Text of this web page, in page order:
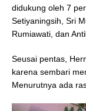
didukung oleh 7
Setiyaningsih, Sri
Rumiawati, dan
Seusai pentas,
karena sembari
Menurutnya ada